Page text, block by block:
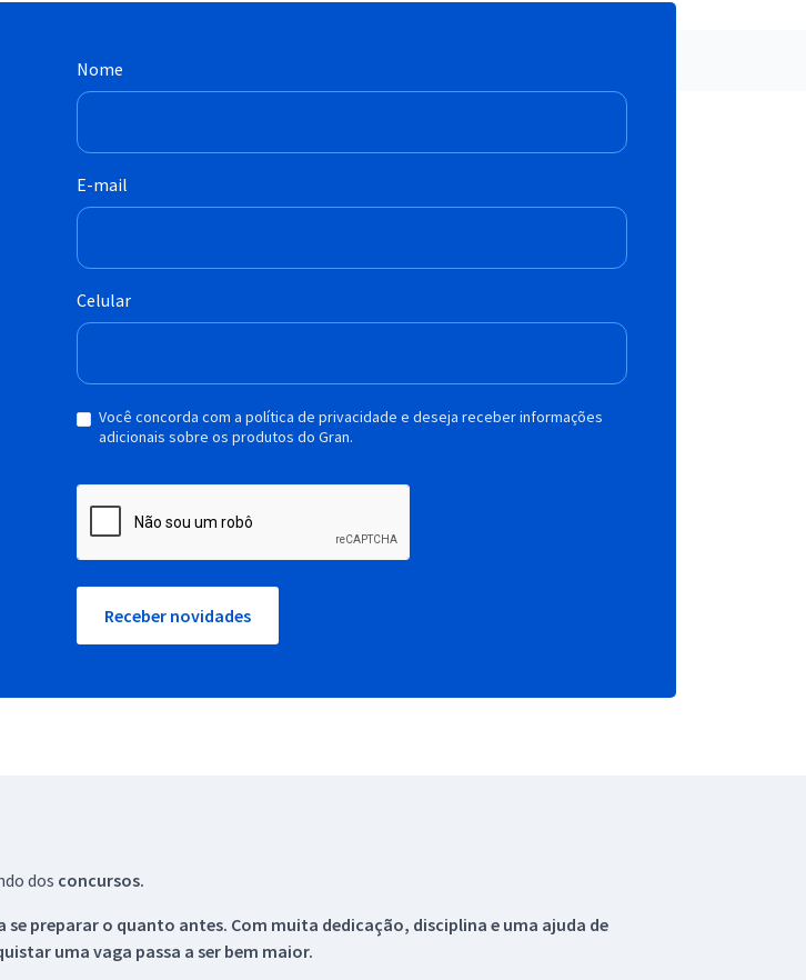
Nome
E-mail
Celular
Você concorda com a política de privacidade e deseja receber informações
adicionais sobre os produtos do Gran.
Receber novidades
dos concursos.
se preparar o quanto antes. Com muita dedicação, disciplina e uma ajuda de
uma vaga passa a ser bem maior.